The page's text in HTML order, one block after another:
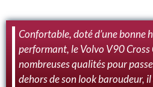
Confortable, doté d’une bonne
performant, le Volvo V90 Cross
nombreuses qualités pour
dehors de son look baroudeur, il